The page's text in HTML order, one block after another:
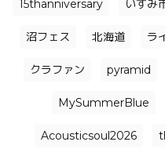
15thanniversary いすみ
沼フェス 北海道 ラ
クラファン pyramid
MySummerBlue
Acousticsoul2026